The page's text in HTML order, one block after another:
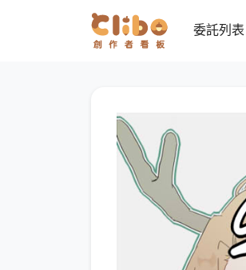
委託列表